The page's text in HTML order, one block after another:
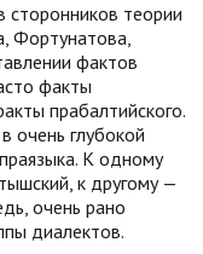
сторонников теории
Фортунатова,
фактов
факты
прабалтийского.
очень глубокой
К одному
к другому —
очень рано
диалектов.